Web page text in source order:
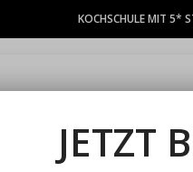
KOCHSCHULE MIT 5*
KOCHKURSE
JETZT